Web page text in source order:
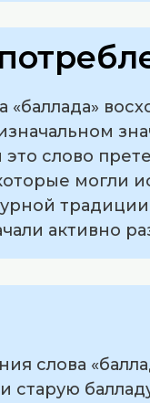
слово
традиции
активно
слова
старую